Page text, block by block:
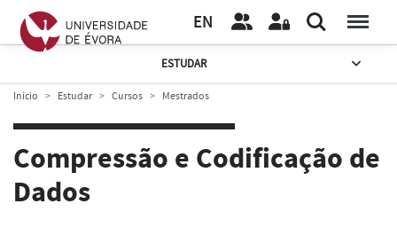
EN
ESTUDAR
Início Estudar Cursos Mestrados
Compressão e Codificação de
Dados